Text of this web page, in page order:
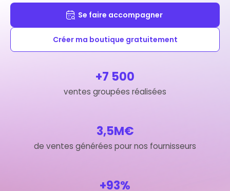
Se faire accompagner
Créer ma boutique gratuitement
+7 500
ventes groupées réalisées
3,5M€
de ventes générées pour nos fournisseurs
+93%